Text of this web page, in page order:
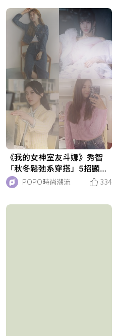
《我的女神室友斗娜》秀智
「秋冬鬆弛系穿搭」5招顯瘦
密技！短版針織顯腿長、飛行
帽臉直接小一半！
POPO時尚潮流 334